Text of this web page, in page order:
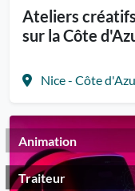
Ateliers
sur la Côte
Nice - Côte
Animation
Traiteur